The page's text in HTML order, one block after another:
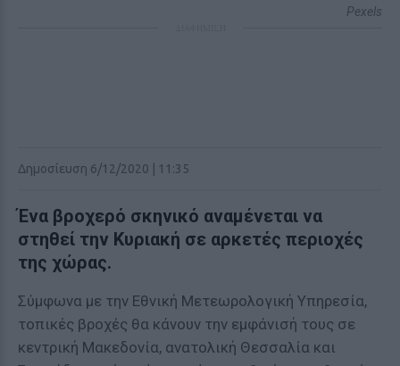
Pexels
Δημοσίευση 6/12/2020 | 11:35
Ένα βροχερό σκηνικό αναμένεται να
στηθεί την Κυριακή σε αρκετές περιοχές
της χώρας.
Σύμφωνα με την Εθνική Μετεωρολογική Υπηρεσία,
τοπικές βροχές θα κάνουν την εμφάνισή τους σε
κεντρική Μακεδονία, ανατολική Θεσσαλία και